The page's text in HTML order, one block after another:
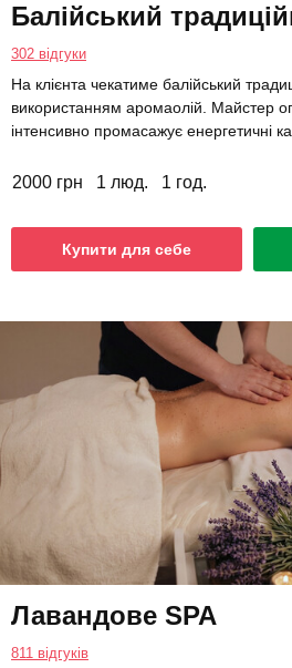
Балійський
302 відгуки
На клієнта чекатиме балійський
використанням аромаолій. Майстер
інтенсивно промасажує енергетичні
2000 грн 1 люд. 1 год.
Купити для себе
Лавандове SPA
811 відгуків